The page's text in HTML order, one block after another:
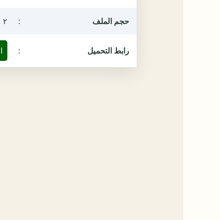
حجم الملف : ٢ ميغابيت
رابط التحميل :